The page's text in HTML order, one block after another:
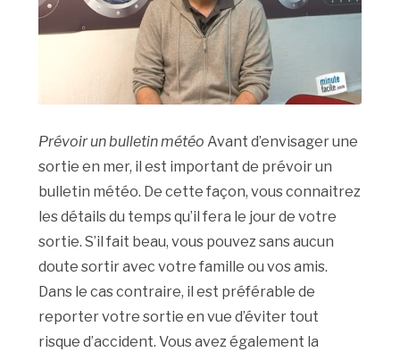
Prévoir un bulletin météoAvant d’envisager une
sortie en mer, il est important de prévoir un
bulletin météo. De cette façon, vous connaitrez
les détails du temps qu’il fera le jour de votre
sortie. S’il fait beau, vous pouvez sans aucun
doute sortir avec votre famille ou vos amis.
Dans le cas contraire, il est préférable de
reporter votre sortie en vue d’éviter tout
risque d’accident. Vous avez également la